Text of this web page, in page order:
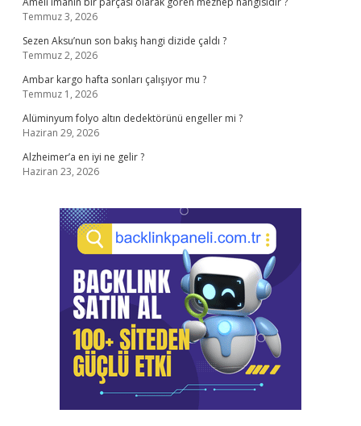
Temmuz 3, 2026
Sezen Aksu’nun son bakış hangi dizide çaldı ?
Temmuz 2, 2026
Ambar kargo hafta sonları çalışıyor mu ?
Temmuz 1, 2026
Alüminyum folyo altın dedektörünü engeller mi ?
Haziran 29, 2026
Alzheimer’a en iyi ne gelir ?
Haziran 23, 2026